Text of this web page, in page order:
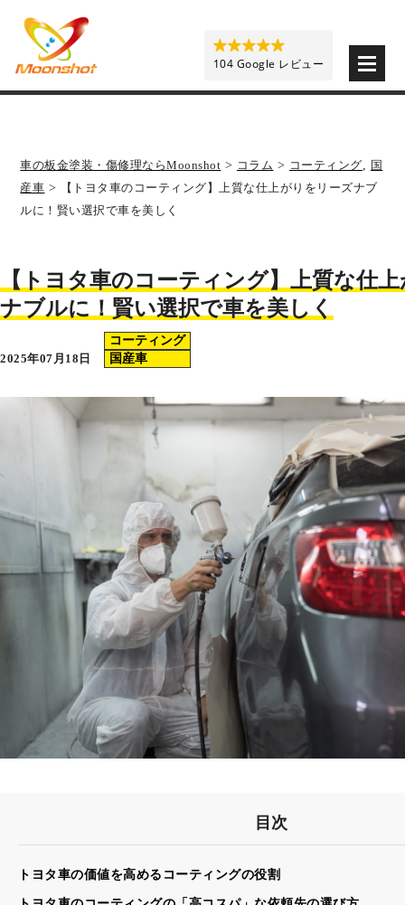
車の板金塗装・傷修理ならMoonshot > コラム > コーティング, 国
産車 >
【トヨタ車のコーティング】上質な仕上がりをリーズナブ
ルに！賢い選択で車を美しく
【トヨタ車のコーティング】上質な仕
ナブルに！賢い選択で車を美しく
2025年07月18日
コーティング
国産車
目次
トヨタ車の価値を高めるコーティングの役割
104 Google レビュー